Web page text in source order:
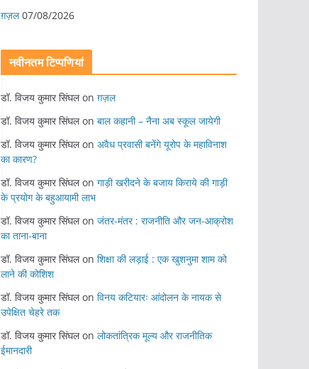
ग़ज़ल 07/08/2026
नवीनतम टिप्पणियां
डॉ. विजय कुमार सिंघलon ग़ज़ल
डॉ. विजय कुमार सिंघलon बाल कहानी – नैना अब स्कूल जायेगी
डॉ. विजय कुमार सिंघलon अवैध प्रवासी बनेंगे यूरोप के महाविनाश
का कारण?
डॉ. विजय कुमार सिंघलon गाड़ी खरीदने के बजाय किराये की गाड़ी
के प्रयोग के बहुआयामी लाभ
डॉ. विजय कुमार सिंघलon जंतर-मंतर : राजनीति और जन-आक्रोश
का ताना-बाना
डॉ. विजय कुमार सिंघलon शिक्षा की लड़ाई : एक खुशनुमा शाम को
लाने की कोशिश
डॉ. विजय कुमार सिंघलon विनय कटियारः आंदोलन के नायक से
उपेक्षित चेहरे तक
डॉ. विजय कुमार सिंघलon लोकतांत्रिक मूल्य और राजनीतिक
ईमानदारी